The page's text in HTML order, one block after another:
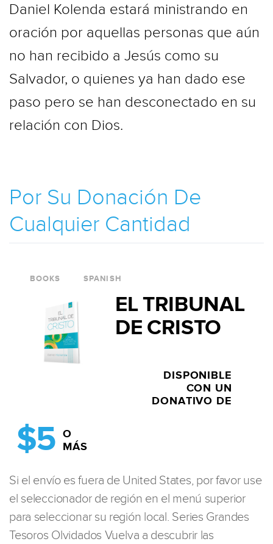
Daniel Kolenda estará ministrando en
oración por aquellas personas que aún
no han recibido a Jesús como su
Salvador, o quienes ya han dado ese
paso pero se han desconectado en su
relación con Dios.
Por Su Donación De
Cualquier Cantidad
BOOKS SPANISH
EL TRIBUNAL
DE CRISTO
DISPONIBLE
CON UN
DONATIVO DE
$5 O
MÁS
Si el envío es fuera de United States, por favor use
el seleccionador de región en el menú superior
para seleccionar su región local. Series Grandes
Tesoros Olvidados Vuelva a descubrir las